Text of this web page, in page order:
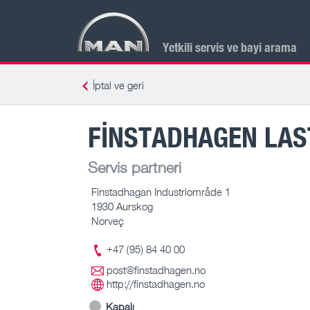
Yetkili servis ve bayi arama
İptal ve geri
FINSTADHAGEN
Servis partneri
Finstadhagan Industriområde 1
1930 Aurskog
Norveç
+47 (95) 84 40 00
post@finstadhagen.no
http://finstadhagen.no
Kapalı